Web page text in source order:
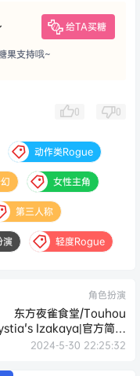
给TA买糖
果支持哦~
0 0
动作类Rogue
女性主角
第三人称
演 轻度Rogue
角色扮演
东方夜雀食堂/Touhou
Izakaya|官方简体
中文
2024-5-30 22:25:32